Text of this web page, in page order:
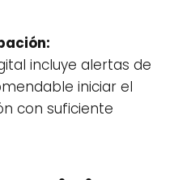
incluye alertas de
iniciar el
con suficiente